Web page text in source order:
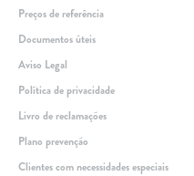
Preços de referência
Documentos úteis
Aviso Legal
Política de privacidade
Livro de reclamações
Plano prevenção
Clientes com necessidades especiais